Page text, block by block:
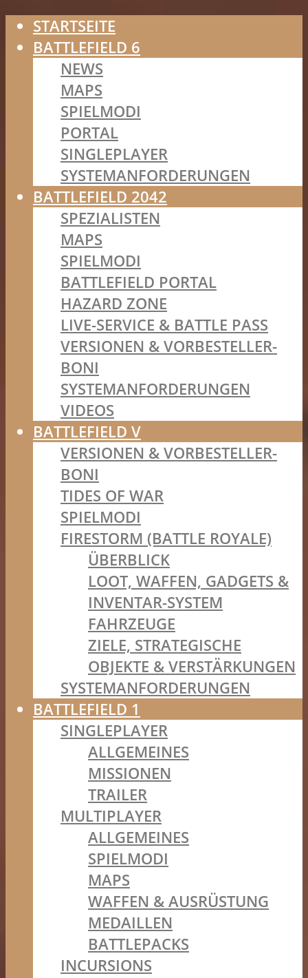
STARTSEITE
BATTLEFIELD 6
NEWS
MAPS
SPIELMODI
PORTAL
SINGLEPLAYER
SYSTEMANFORDERUNGEN
BATTLEFIELD 2042
SPEZIALISTEN
MAPS
SPIELMODI
BATTLEFIELD PORTAL
HAZARD ZONE
LIVE-SERVICE & BATTLE PASS
VERSIONEN & VORBESTELLER-
BONI
SYSTEMANFORDERUNGEN
VIDEOS
BATTLEFIELD V
VERSIONEN & VORBESTELLER-
BONI
TIDES OF WAR
SPIELMODI
FIRESTORM (BATTLE ROYALE)
ÜBERBLICK
LOOT, WAFFEN, GADGETS &
INVENTAR-SYSTEM
FAHRZEUGE
ZIELE, STRATEGISCHE
OBJEKTE & VERSTÄRKUNGEN
SYSTEMANFORDERUNGEN
BATTLEFIELD 1
SINGLEPLAYER
ALLGEMEINES
MISSIONEN
TRAILER
MULTIPLAYER
ALLGEMEINES
SPIELMODI
MAPS
WAFFEN & AUSRÜSTUNG
MEDAILLEN
BATTLEPACKS
INCURSIONS